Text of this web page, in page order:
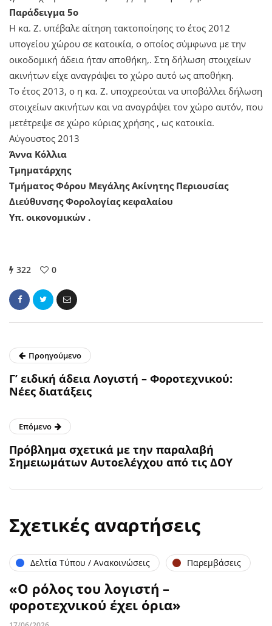
Παράδειγμα 5ο
Η κα. Ζ. υπέβαλε αίτηση τακτοποίησης το έτος 2012
υπογείου χώρου σε κατοικία, ο οποίος σύμφωνα με την
οικοδομική άδεια ήταν αποθήκη,. Στη δήλωση στοιχείων
ακινήτων είχε αναγράψει το χώρο αυτό ως αποθήκη.
Το έτος 2013, ο η κα. Ζ. υποχρεούται να υποβάλλει δήλωση
στοιχείων ακινήτων και να αναγράψει τον χώρο αυτόν, που
μετέτρεψε σε χώρο κύριας χρήσης , ως κατοικία.
Αύγουστος 2013
Άννα Κόλλια
Τμηματάρχης
Τμήματος Φόρου Μεγάλης Ακίνητης Περιουσίας
Διεύθυνσης Φορολογίας κεφαλαίου
Υπ. οικονομικών .
322 0
Προηγούμενο
Γ’ ειδική άδεια Λογιστή – Φοροτεχνικού:
Νέες διατάξεις
Επόμενο
Πρόβλημα σχετικά με την παραλαβή
Σημειωμάτων Αυτοελέγχου από τις ΔΟΥ
Σχετικές αναρτήσεις
Δελτία Τύπου / Ανακοινώσεις Παρεμβάσεις
«Ο ρόλος του λογιστή –
φοροτεχνικού έχει όρια»